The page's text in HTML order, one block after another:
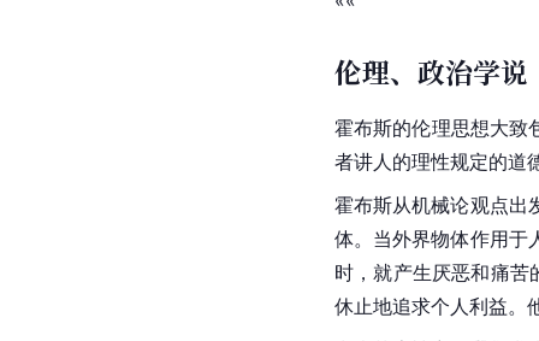
伦理、政治学说
霍布斯的伦理思想大致
者讲人的理性规定的道
霍布斯从机械论观点出
体。当外界物体作用于
时，就产生厌恶和痛
休止地追求个人利益。